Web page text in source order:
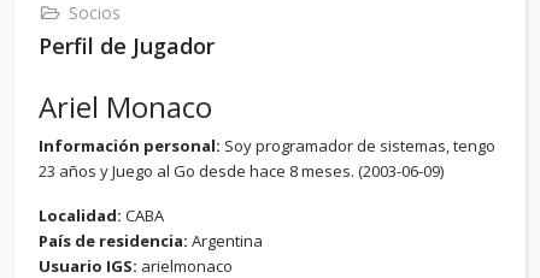
Socios
Perfil de Jugador
Ariel Monaco
Información personal: Soy programador de sistemas, tengo
23 años y Juego al Go desde hace 8 meses. (2003-06-09)
Localidad: CABA
País de residencia: Argentina
Usuario IGS: arielmonaco